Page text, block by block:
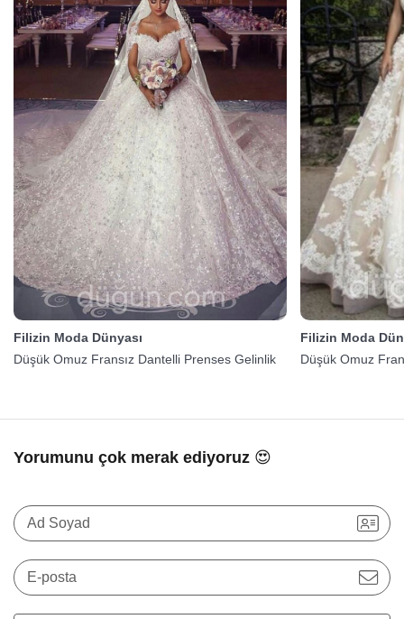
Filizin Moda Dünyası
Düşük Omuz Fransız Dantelli Prenses Gelinlik
Filizin Moda
Düşük Omuz
Yorumunu çok merak ediyoruz 😍
Ad Soyad
E-posta